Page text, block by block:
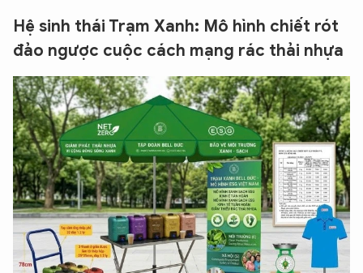
Hệ sinh thái Trạm Xanh: Mô hình chiết rót
đảo ngược cuộc cách mạng rác thải nhựa